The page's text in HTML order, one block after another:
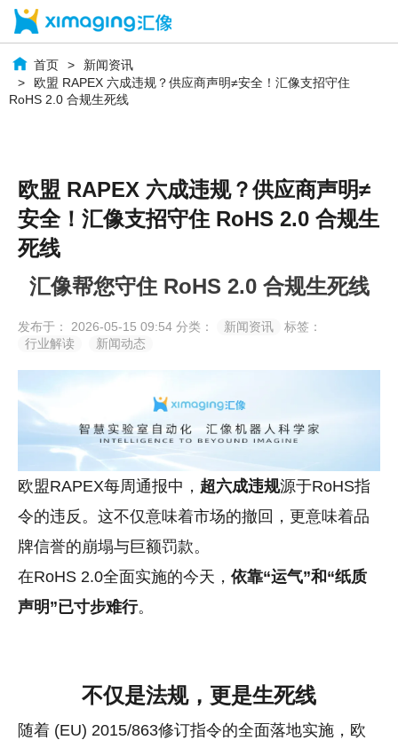
首页
新闻资讯
欧盟 RAPEX 六成违规？供应商声明≠安全！汇像支招守住
RoHS 2.0 合规生死线
欧盟 RAPEX 六成违规？供应商声明≠
安全！汇像支招守住 RoHS 2.0 合规生
死线
汇像帮您守住 RoHS 2.0 合规生死线
发布于： 2026-05-15 09:54 分类： 新闻资讯
标签：
行业解读
新闻动态
欧盟RAPEX每周通报中， 超六成违规源于RoHS指
令的违反。这不仅意味着市场的撤回，更意味着品
牌信誉的崩塌与巨额罚款。
在RoHS 2.0全面实施的今天， 依靠“运气”和“纸质
声明”已寸步难行。
不仅是法规，更是生死线
随着 (EU) 2015/863修订指令的全面落地实施，欧